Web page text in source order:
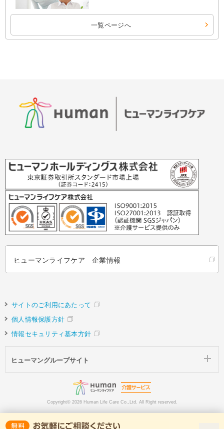
一覧ページへ
ヒューマンライフケア 企業情報
サイトのご利用にあたって
個人情報保護方針
情報セキュリティ基本方針
ヒューマングループサイト
Copyright© 2026 Human Life Care Co.,Ltd. All Right reserved.